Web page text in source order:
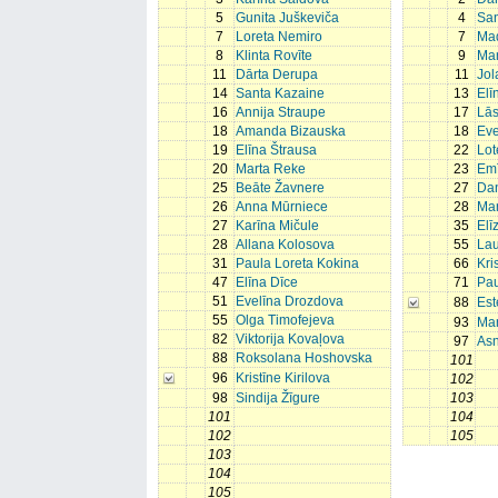
5
Gunita Juškeviča
7
Loreta Nemiro
8
Klinta Rovīte
11
Dārta Derupa
14 Santa Kazaine
16 Annija Straupe
18 Amanda Bizauska
19
Elīna Štrausa
20
Marta Reke
25
Beāte Žavnere
26 Anna Mūrniece
27
Karīna Mičule
28 Allana Kolosova
31
Paula Loreta Kokina
47
Elīna Dīce
51
Evelīna Drozdova
55 Olga Timofejeva
82 Viktorija Kovaļova
88
Roksolana Hoshovska
96
Kristīne Kirilova
98 Sindija Žīgure
101
102
103
104
105
4
7
9
11
13
17
18
22
23
27
28
35
55
66
71
88
93
97
101
102
103
104
105